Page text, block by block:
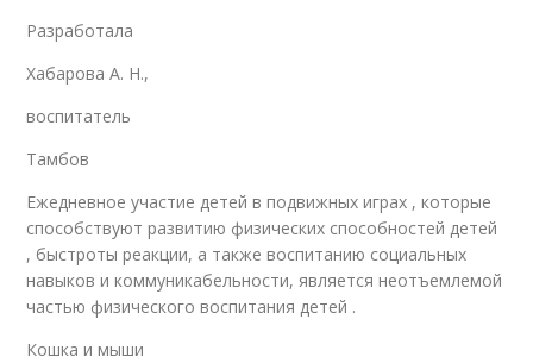
Разработала
Хабарова А. Н.,
воспитатель
Тамбов
Ежедневное участие детей в подвижных играх , которые
способствуют развитию физических способностей детей
, быстроты реакции, а также воспитанию социальных
навыков и коммуникабельности, является неотъемлемой
частью физического воспитания детей .
Кошка и мыши